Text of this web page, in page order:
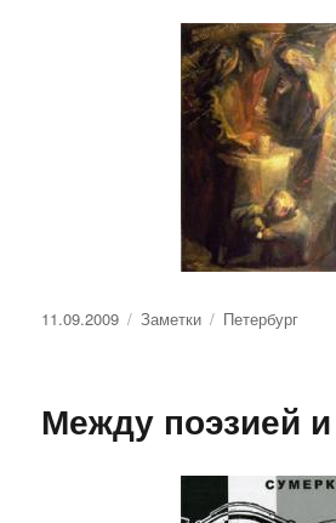
Опубликовано
11.09.2009 Рубрики
Заметки Метки
Петербург
Между поэзией